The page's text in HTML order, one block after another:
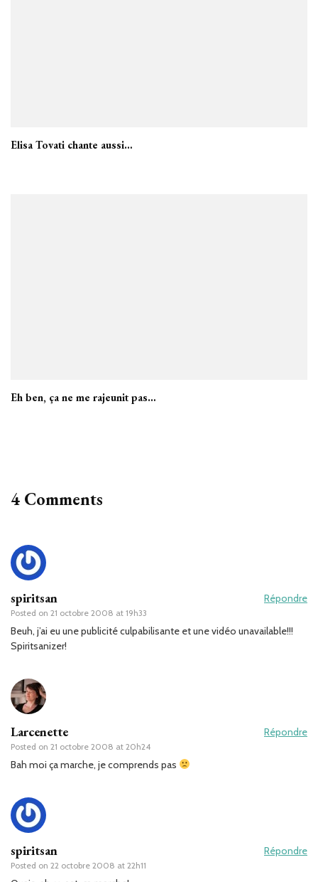
Elisa Tovati chante aussi…
Eh ben, ça ne me rajeunit pas…
4 Comments
spiritsan
Posted on 21 octobre 2008 at 19h33
Répondre
Beuh, j’ai eu une publicité culpabilisante et une vidéo unavailable!!!
Spiritsanizer!
Larcenette
Posted on 21 octobre 2008 at 20h24
Répondre
Bah moi ça marche, je comprends pas
spiritsan
Posted on 22 octobre 2008 at 22h11
Répondre